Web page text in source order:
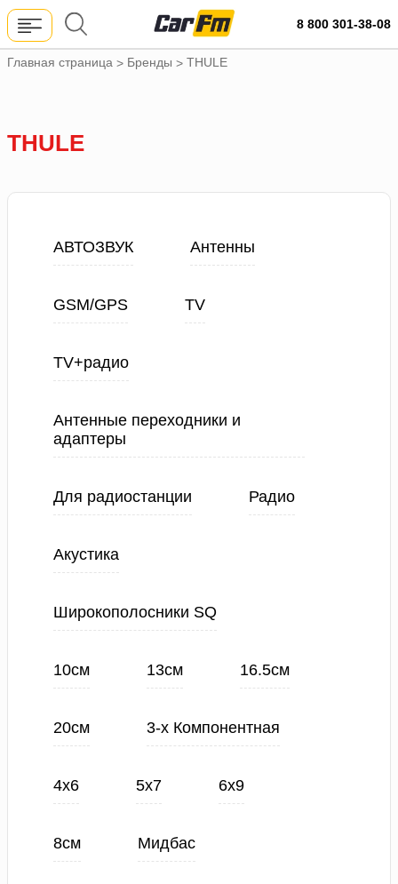
8 800 301-38-08
Главная страница > Бренды > THULE
THULE
АВТОЗВУК Антенны
GSM/GPS TV
TV+радио
Антенные переходники и
адаптеры
Для радиостанции Радио
Акустика
Широкополосники SQ
10см 13см 16.5см
20см 3-х Компонентная
4х6 5х7 6х9
8см Мидбас